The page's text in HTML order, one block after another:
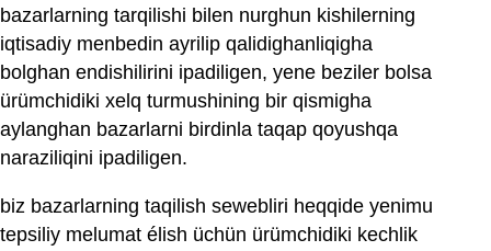
bazarlarning tarqilishi bilen nurghun kishilerning
iqtisadiy menbedin ayrilip qalidighanliqigha
bolghan endishilirini ipadiligen, yene beziler bolsa
ürümchidiki xelq turmushining bir qismigha
aylanghan bazarlarni birdinla taqap qoyushqa
naraziliqini ipadiligen.
biz bazarlarning taqilish sewebliri heqqide yenimu
tepsiliy melumat élish üchün ürümchidiki kechlik